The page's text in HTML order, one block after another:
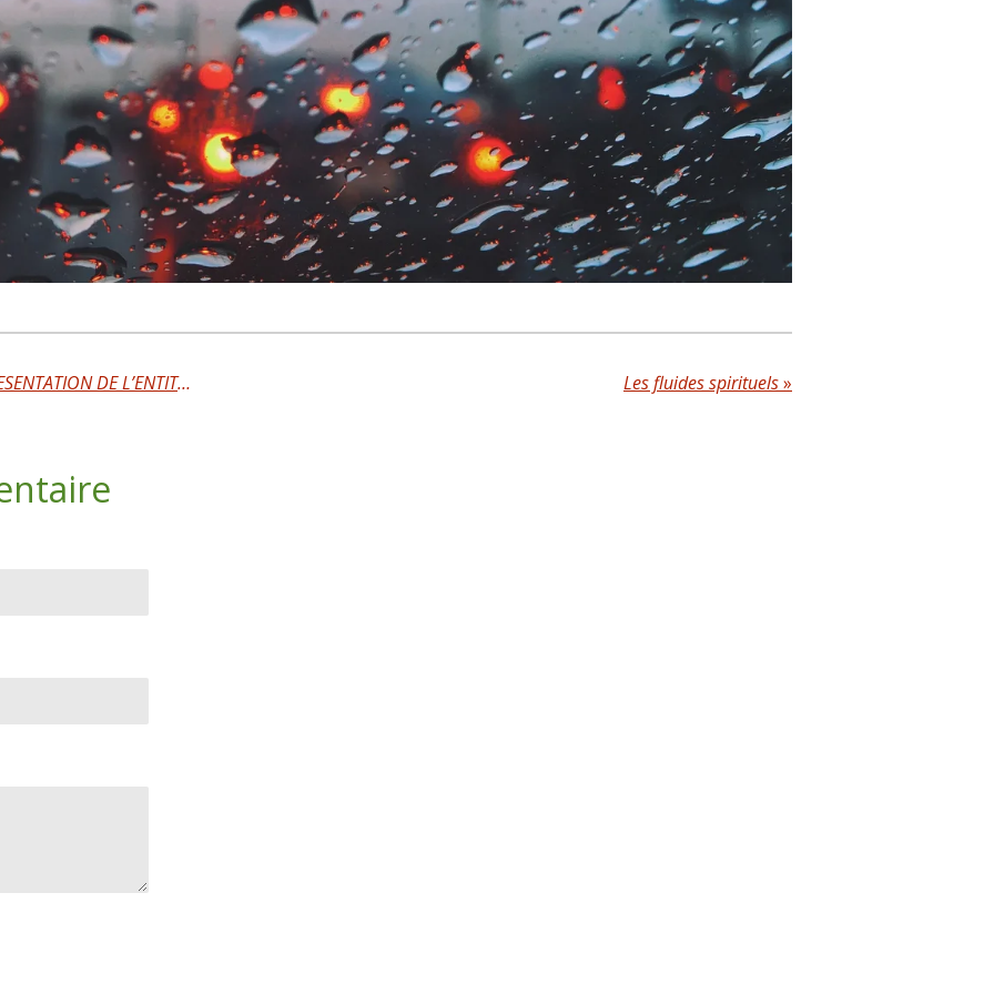
QU’EST-CE QUE LE PERISPRIT – REPRESENTATION DE L’ENTITE HUMAINE - Partie 1 Les fluides spirituels»